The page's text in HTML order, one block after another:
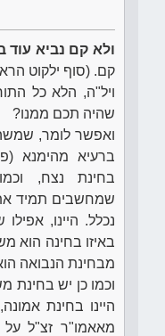
ולא קם נביא
קם. (סוף ילקוט
ויל"ה, הלא כל
שהיה תכם ממנו?
ואפשר לומר,
ברעיא מהימנא
בחינת נצח,
שמחשבים תמיד
נכלל. היינו,
באיזו בחינה הוא
מבחינת הנבואה
וכמו כן יש בחינת
היינו בחינת
מאאמו"ר זצ"ל